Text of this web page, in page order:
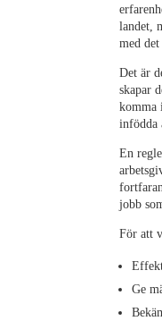
landet,
med
Det är
skapar
komma
infödda
En
jobb
För att
Ge